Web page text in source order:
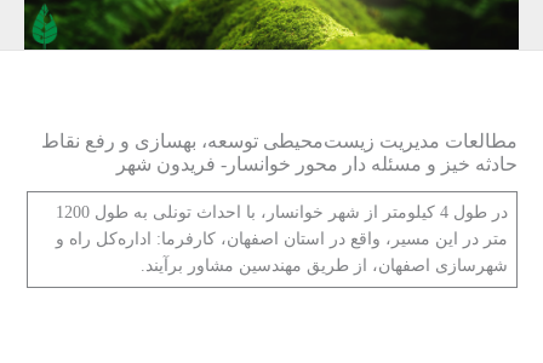
مطالعات مدیریت زیست‌محیطی توسعه، بهسازی و رفع نقاط
حادثه خیز و مسئله دار محور خوانسار- فریدون شهر
در طول 4 کیلومتر از شهر خوانسار، با احداث تونلی به طول 1200
متر در این مسیر، واقع در استان اصفهان، کارفرما: اداره‌کل راه و
شهرسازی اصفهان، از طریق مهندسین مشاور برآیند.
تماس با ما